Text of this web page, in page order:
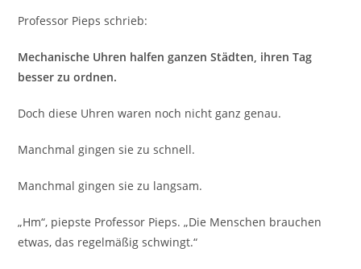
Professor Pieps schrieb:
Mechanische Uhren halfen ganzen Städten, ihren Tag
besser zu ordnen.
Doch diese Uhren waren noch nicht ganz genau.
Manchmal gingen sie zu schnell.
Manchmal gingen sie zu langsam.
„Hm“, piepste Professor Pieps. „Die Menschen brauchen
etwas, das regelmäßig schwingt.“